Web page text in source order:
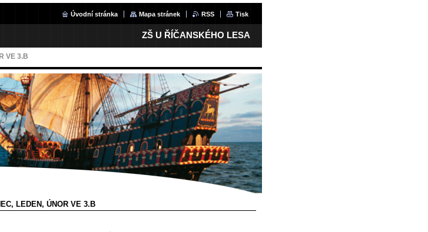
Úvodní stránka Mapa stránek RSS Tisk
ZŠ U ŘÍČANSKÉHO LESA
VE 3.B
LEDEN, ÚNOR VE 3.B